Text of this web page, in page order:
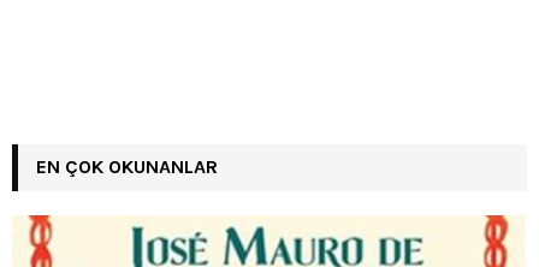
EN ÇOK OKUNANLAR